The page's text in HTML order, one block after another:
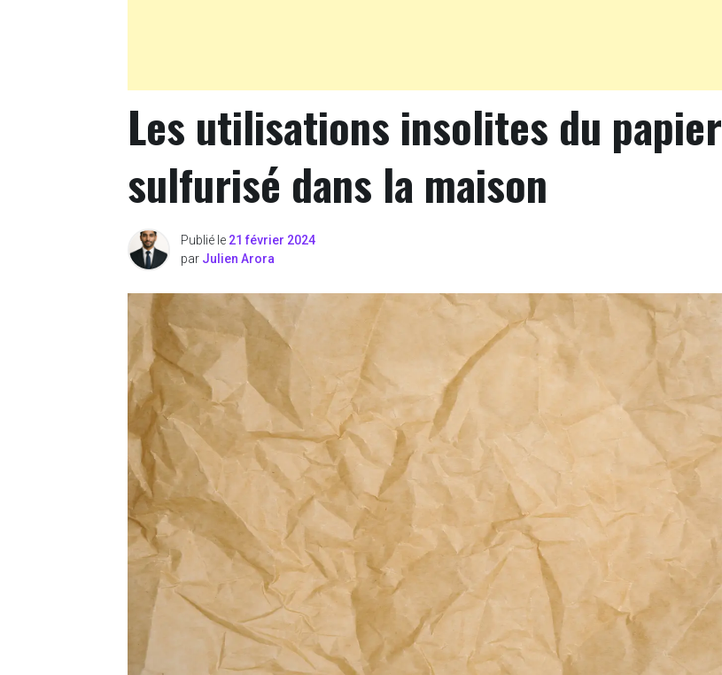
Les utilisations insolites du papier
sulfurisé dans la maison
Publié le 21 février 2024
par Julien Arora